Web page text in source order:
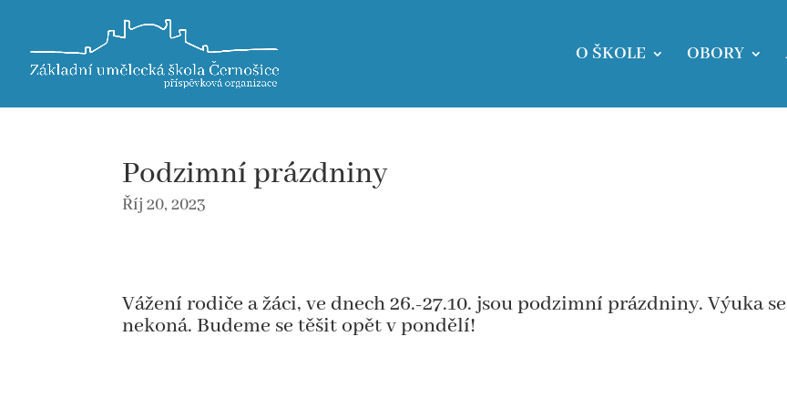
O ŠKOLE OBORY
Podzimní prázdniny
Říj 20, 2023
Vážení rodiče a žáci, ve dnech 26.-27.10. jsou podzimní prázdniny. Výuka
nekoná. Budeme se těšit opět v pondělí!